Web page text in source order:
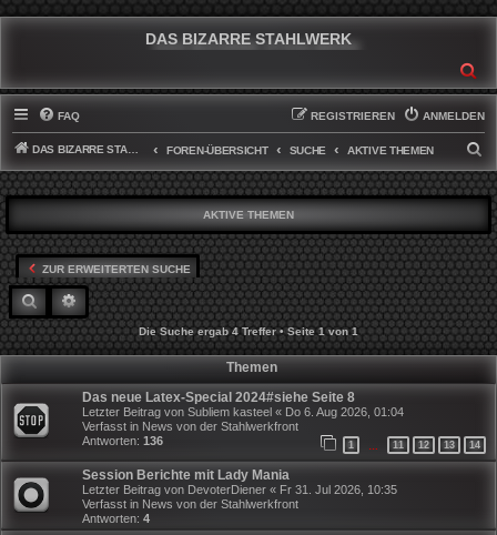
DAS BIZARRE STAHLWERK
FAQ ANMELDEN
REGISTRIEREN
DAS BIZARRE STAHLWERK FOREN-ÜBERSICHT SUCHE AKTIVE THEMEN
U
C
H
E
AKTIVE THEMEN
ZUR ERWEITERTEN SUCHE
SUCHE ERWEITERTE SUCHE
Die Suche ergab 4 Treffer • Seite1von1
Themen
Das neue Latex-Special 2024#siehe Seite 8
Letzter Beitrag von Subliem kasteel « Do 6. Aug 2026, 01:04
Verfasst in News von der Stahlwerkfront
Antworten: 136 1 11 12 13 14
Session Berichte mit Lady Mania
Letzter Beitrag von DevoterDiener « Fr 31. Jul 2026, 10:35
Verfasst in News von der Stahlwerkfront
Antworten: 4